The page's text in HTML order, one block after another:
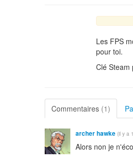
Les FPS
pour toi.
Clé Steam
Commentaires (1)
archer hawke (il y a
Alors non je